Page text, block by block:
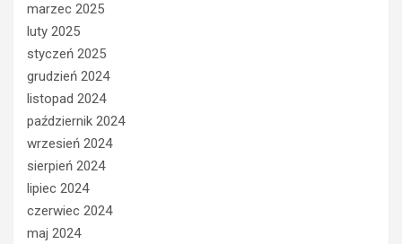
marzec 2025
luty 2025
styczeń 2025
grudzień 2024
listopad 2024
październik 2024
wrzesień 2024
sierpień 2024
lipiec 2024
czerwiec 2024
maj 2024